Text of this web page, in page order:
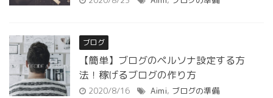
ブログ
【簡単】ブログのペルソナ設定する方
法！稼げるブログの作り方
2020/8/16 Aimi, ブログの準備